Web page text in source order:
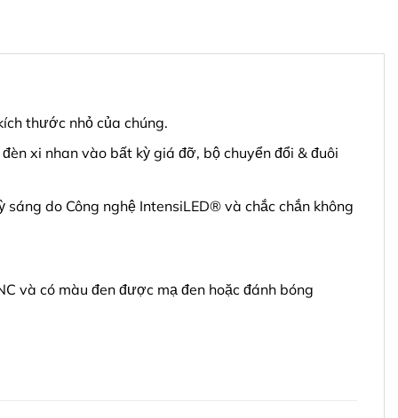
thước nhỏ của chúng.
xi nhan vào bất kỳ giá đỡ, bộ chuyển đổi & đuôi
do Công nghệ IntensiLED® và chắc chắn không
và có màu đen được mạ đen hoặc đánh bóng